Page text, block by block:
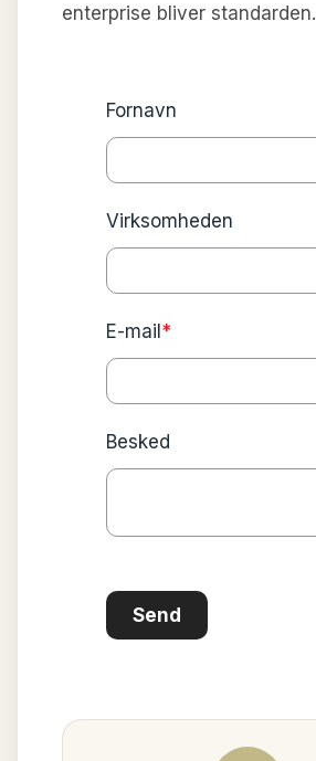
enterprise bliver standarden.
Fornavn
Virksomheden
E-mail*
Besked
Send